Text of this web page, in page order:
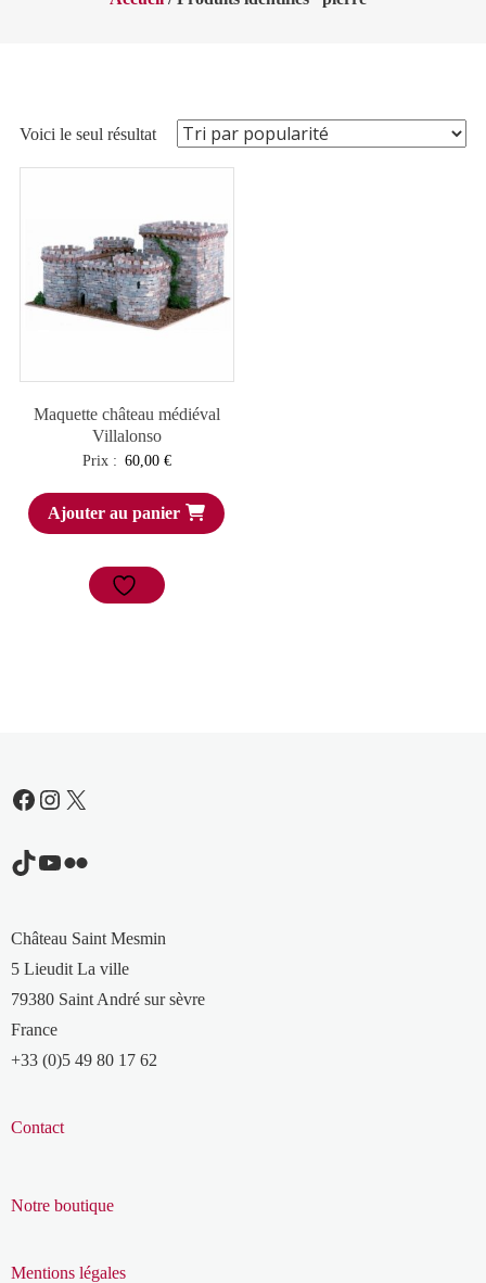
Voici le seul résultat
Maquette château médiéval
Villalonso
Prix : 60,00 €
Ajouter au panier
Facebook
Instagram
X
TikTok
YouTube
Flickr
Château Saint Mesmin
5 Lieudit La ville
79380 Saint André sur sèvre
France
+33 (0)5 49 80 17 62
Contact
Notre boutique
Mentions légales